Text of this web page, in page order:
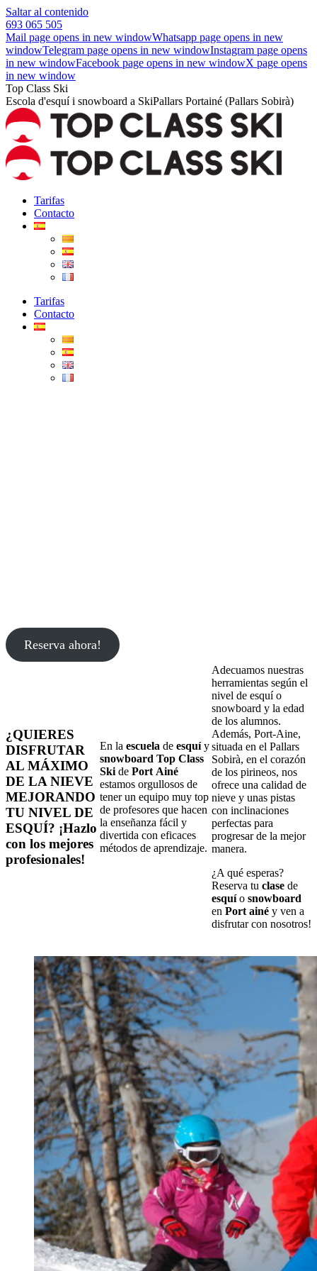
Saltar al contenido
693 065 505
Mail page opens in new windowWhatsapp page opens in new
windowTelegram page opens in new windowInstagram page opens
in new windowFacebook page opens in new windowX page opens
in new window
Top Class Ski
Escola d'esquí i snowboard a SkiPallars Portainé (Pallars Sobirà)
Tarifas
Contacto
Tarifas
Contacto
Reserva ahora!
¿QUIERES
DISFRUTAR
AL MÁXIMO
DE LA NIEVE
MEJORANDO
TU NIVEL DE
ESQUÍ? ¡Hazlo
con los mejores
profesionales!
En laescuela deesquíy
snowboard Top Class
Ski dePort Ainé
estamos orgullosos de
tener un equipo muy top
de profesores que hacen
la enseñanza fácil y
divertida con eficaces
métodos de aprendizaje.
Adecuamos nuestras
herramientas según el
nivel de esquí o
snowboard y la edad
de los alumnos.
Además, Port-Aine,
situada en el Pallars
Sobirà, en el corazón
de los pirineos, nos
ofrece una calidad de
nieve y unas pistas
con inclinaciones
perfectas para
progresar de la mejor
manera.
¿A qué esperas?
Reserva tu clasede
esquío snowboard
en Port ainéy ven a
disfrutar con nosotros!